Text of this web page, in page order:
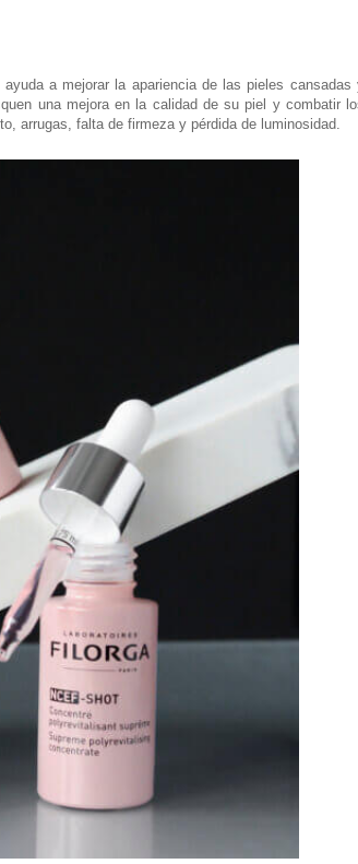
a mejorar la apariencia de las pieles cansadas
una mejora en la calidad de su piel y combatir
arrugas, falta de firmeza y pérdida de luminosidad.